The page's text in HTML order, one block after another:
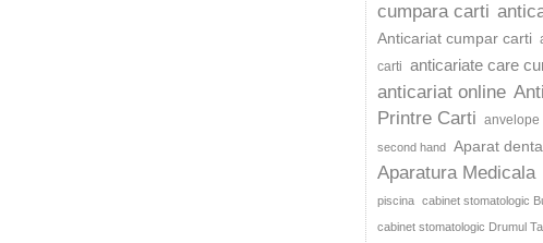
cumpara carti
Anticariat cumpar carti
carti anticariate care
anticariat online
Printre Carti anvelope
second hand Aparat
Aparatura Medicala
piscina cabinet stomatologic
cabinet stomatologic Drumul